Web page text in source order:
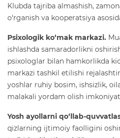
Klubda tajriba almashish,
o‘rganish va kooperatsiya
Psixologik ko‘mak markazi.
ishlashda samaradorlikni
psixologlar bilan hamkorlikda
markazi tashkil etilishi
yoshlar ruhiy bosim, ishsizlik,
malakali yordam olish
Yosh ayollarni qo‘llab-
qizlarning ijtimoiy faolligini